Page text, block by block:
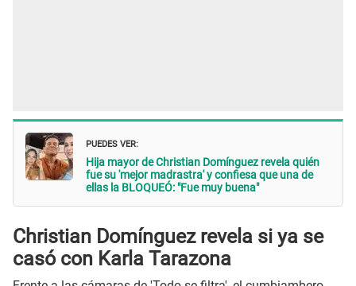
PUEDES VER:
Hija mayor de Christian Domínguez revela quién
fue su 'mejor madrastra' y confiesa que una de
ellas la BLOQUEÓ: "Fue muy buena"
Christian Domínguez revela si ya se
casó con Karla Tarazona